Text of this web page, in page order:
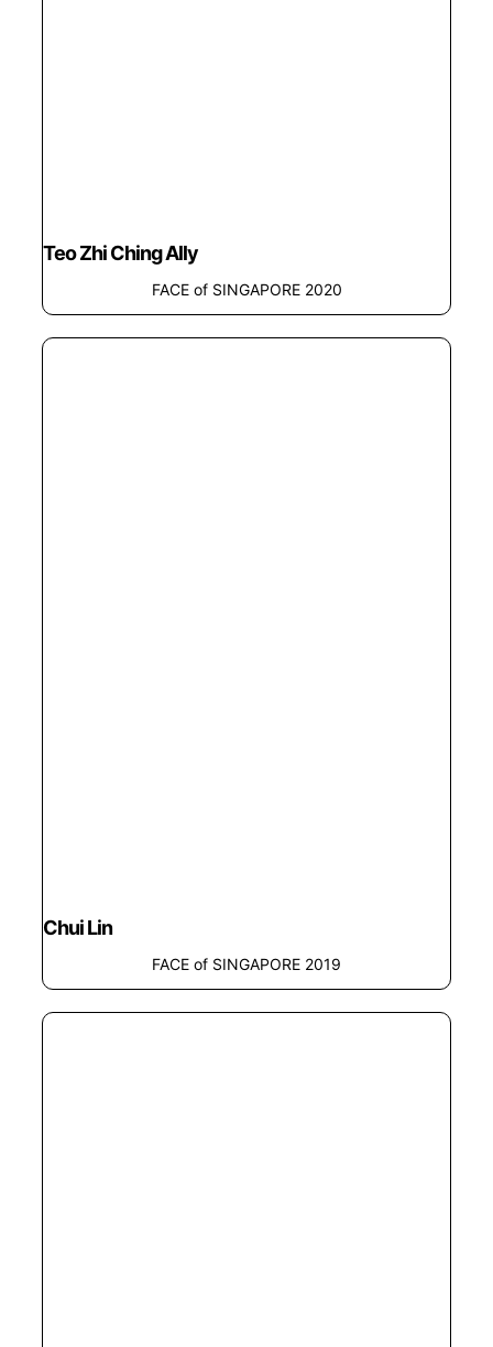
Teo Zhi Ching Ally
FACE of SINGAPORE 2020
Chui Lin
FACE of SINGAPORE 2019